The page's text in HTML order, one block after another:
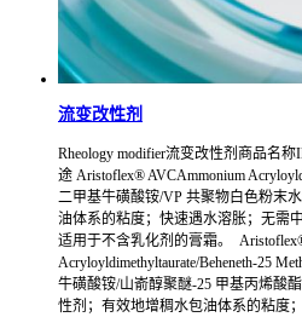
流变改性剂
Rheology modifier流变改性剂商品名
途 Aristoflex® AVCAmmonium
二甲基牛磺酸铵/VP 共聚物白色粉末
油体系的粘度；快速遇水溶胀；无需
适用于不含乳化剂的膏霜。
Acryloyldimethyltaurate/Beheneth-25
牛磺酸铵/山嵛醇聚醚-25 甲基丙烯酸
性剂；有效地增稠水包油体系的粘度